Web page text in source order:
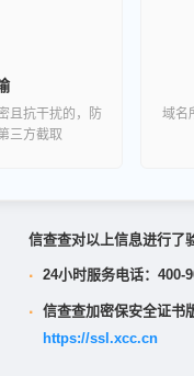
且抗干扰的，防
三方截取
域名
信查查对以上信息进行了
· 24小时服务电话：400-
· 信查查加密保安全证书
https://ssl.xcc.cn